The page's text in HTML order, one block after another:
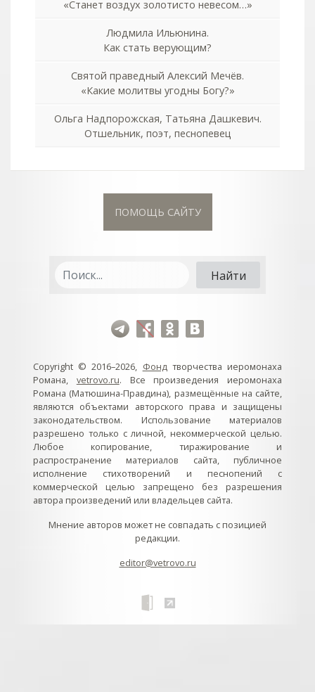
«Станет воздух золотисто невесом…»
Людмила Ильюнина.
Как стать верующим?
Святой праведный Алексий Мечёв.
«Какие молитвы угодны Богу?»
Ольга Надпорожская, Татьяна Дашкевич.
Отшельник, поэт, песнопевец
ПОМОЩЬ САЙТУ
Copyright © 2016–2026, Фондтворчества иеромонаха
Романа, vetrovo.ru. Все произведения иеромонаха
Романа (Матюшина-Правдина), размещённые на сайте,
являются объектами авторского права и защищены
законодательством. Использование материалов
разрешено только с личной, некоммерческой целью.
Любое копирование, тиражирование и
распространение материалов сайта, публичное
исполнение стихотворений и песнопений с
коммерческой целью запрещено без разрешения
автора произведений или владельцев сайта.
Мнение авторов может не совпадать с позицией
редакции.
editor@vetrovo.ru